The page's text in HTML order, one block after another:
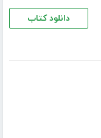
دانلود کتاب